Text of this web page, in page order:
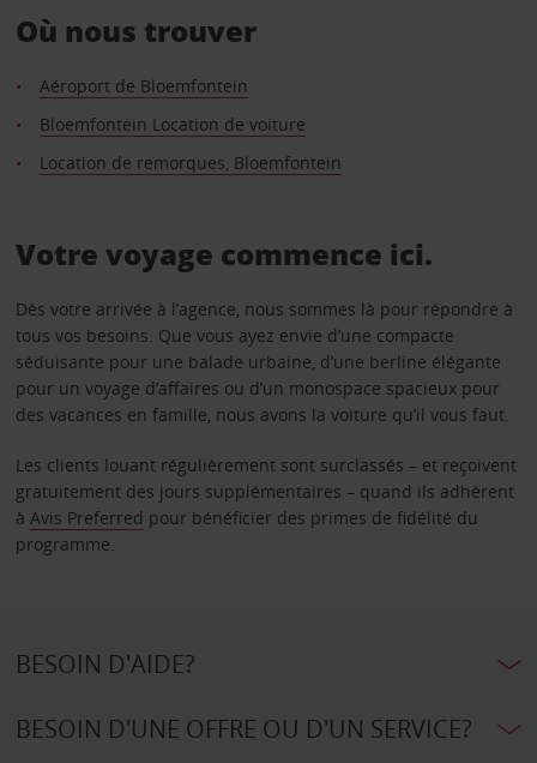
Où nous trouver
Aéroport de Bloemfontein
Bloemfontein Location de voiture
Location de remorques, Bloemfontein
Votre voyage commence ici.
Dès votre arrivée à l’agence, nous sommes là pour répondre à
tous vos besoins. Que vous ayez envie d’une compacte
séduisante pour une balade urbaine, d’une berline élégante
pour un voyage d’affaires ou d’un monospace spacieux pour
des vacances en famille, nous avons la voiture qu’il vous faut.
Les clients louant régulièrement sont surclassés – et reçoivent
gratuitement des jours supplémentaires – quand ils adhèrent
à Avis Preferred pour bénéficier des primes de fidélité du
programme.
BESOIN D'AIDE?
BESOIN D'UNE OFFRE OU D'UN SERVICE?